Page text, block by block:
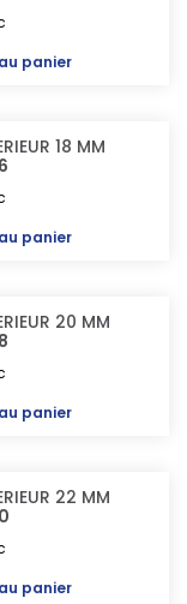
panier
18 MM
panier
20 MM
panier
22 MM
panier